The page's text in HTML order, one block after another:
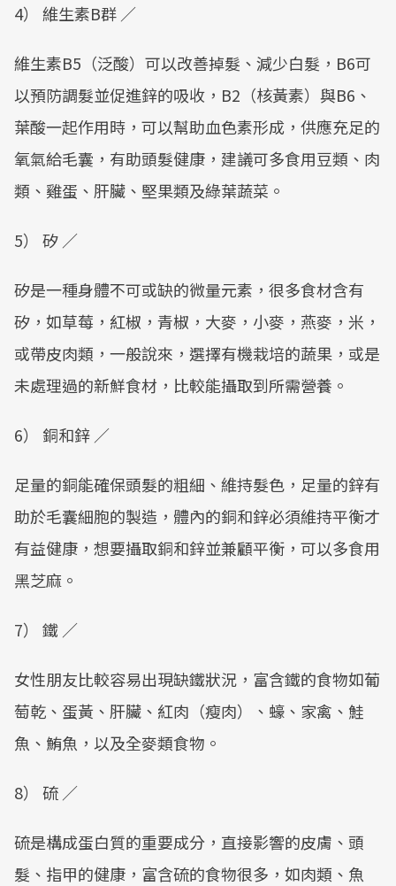
4） 維生素B群 ／
維生素B5（泛酸）可以改善掉髮、減少白髮，B6可
以預防調髮並促進鋅的吸收，B2（核黃素）與B6、
葉酸一起作用時，可以幫助血色素形成，供應充足的
氧氣給毛囊，有助頭髮健康，建議可多食用豆類、肉
類、雞蛋、肝臟、堅果類及綠葉蔬菜。
5） 矽 ／
矽是一種身體不可或缺的微量元素，很多食材含有
矽，如草莓，紅椒，青椒，大麥，小麥，燕麥，米，
或帶皮肉類，一般說來，選擇有機栽培的蔬果，或是
未處理過的新鮮食材，比較能攝取到所需營養。
6） 銅和鋅 ／
足量的銅能確保頭髮的粗細、維持髮色，足量的鋅有
助於毛囊細胞的製造，體內的銅和鋅必須維持平衡才
有益健康，想要攝取銅和鋅並兼顧平衡，可以多食用
黑芝麻。
7） 鐵 ／
女性朋友比較容易出現缺鐵狀況，富含鐵的食物如葡
萄乾、蛋黃、肝臟、紅肉（瘦肉）、蠔、家禽、鮭
魚、鮪魚，以及全麥類食物。
8） 硫 ／
硫是構成蛋白質的重要成分，直接影響的皮膚、頭
髮、指甲的健康，富含硫的食物很多，如肉類、魚